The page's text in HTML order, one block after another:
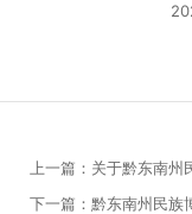
上一篇：关于黔东南
下一篇：黔东南州民族